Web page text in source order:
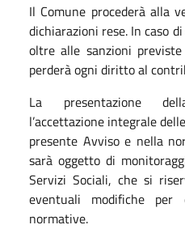
Il Comune procederà alla
dichiarazioni rese. In caso
oltre alle sanzioni
perderà ogni diritto al
La presentazione
l’accettazione integrale
presente Avviso e nella
sarà oggetto di
Servizi Sociali, che si
eventuali modifiche per
normative.